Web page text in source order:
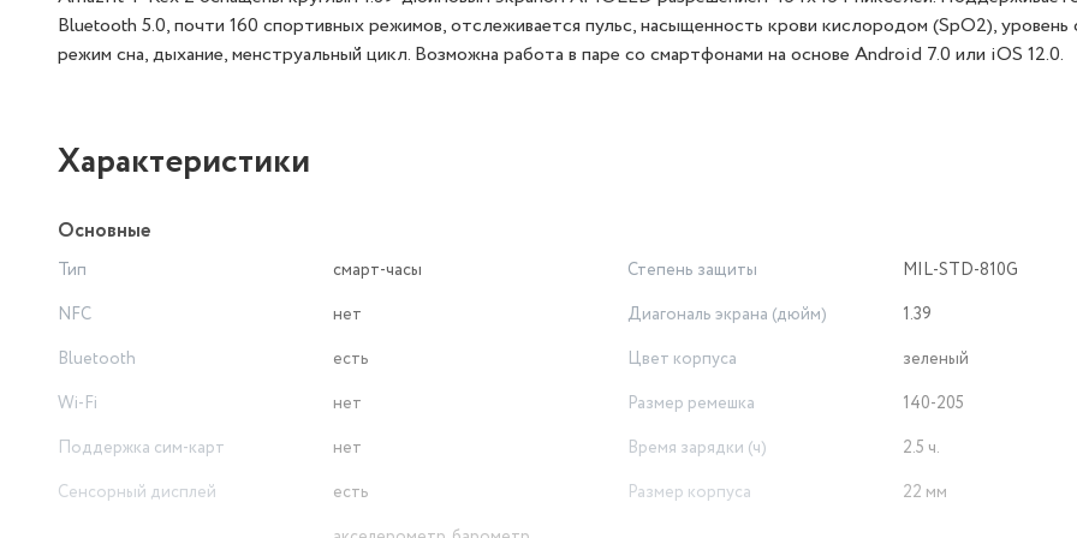
Bluetooth 5.0, почти 160 спортивных режимов, отслеживается пульс, насыщенность крови кислородом (SpO2), уровень
режим сна, дыхание, менструальный цикл. Возможна работа в паре со смартфонами на основе Android 7.0 или iOS 12.0.
Характеристики
Основные
Тип
смарт-часы
NFC
нет
Bluetooth
есть
Wi-Fi
нет
Поддержка сим-карт
нет
Сенсорный дисплей
есть
Степень защиты
MIL-STD-810G
Диагональ экрана (дюйм)
1.39
Цвет корпуса
зеленый
Размер ремешка
140-205
Время зарядки (ч)
2.5 ч.
Размер корпуса
22 мм